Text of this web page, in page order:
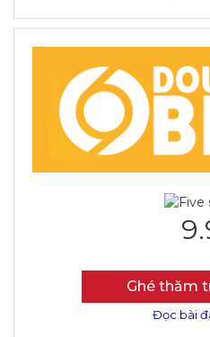
Ghé thăm
Đọc bài